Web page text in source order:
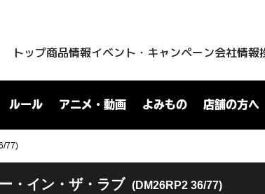
トップ商品情報イベント・キャンペーン会社情報
ルール アニメ・動画 よみもの 店舗の方へ
77)
・イン・ザ・ラブ (DM26RP2 36/77)